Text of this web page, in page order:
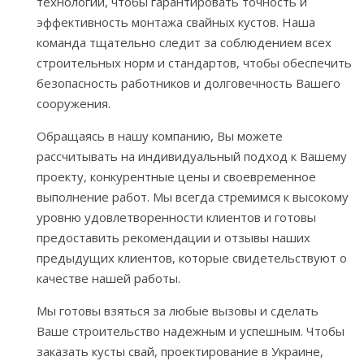
эффективность монтажа свайных кустов. Наша
команда тщательно следит за соблюдением всех
строительных норм и стандартов, чтобы обеспечить
безопасность работников и долговечность Вашего
сооружения.
Обращаясь в нашу компанию, Вы можете
рассчитывать на индивидуальный подход к Вашему
проекту, конкурентные цены и своевременное
выполнение работ. Мы всегда стремимся к высокому
уровню удовлетворенности клиентов и готовы
предоставить рекомендации и отзывы наших
предыдущих клиентов, которые свидетельствуют о
качестве нашей работы.
Мы готовы взяться за любые вызовы и сделать
Ваше строительство надежным и успешным. Чтобы
заказать кусты свай, проектирование в Украине,